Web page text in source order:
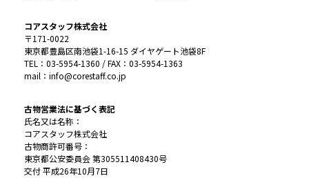
コアスタッフ株式会社
〒171-0022
東京都豊島区南池袋1-16-15 ダイヤゲート池袋8F
TEL：03-5954-1360 / FAX：03-5954-1363
mail：info@corestaff.co.jp
古物営業法に基づく表記
氏名又は名称：
コアスタッフ株式会社
古物商許可番号：
東京都公安委員会 第305511408430号
交付 平成26年10月7日